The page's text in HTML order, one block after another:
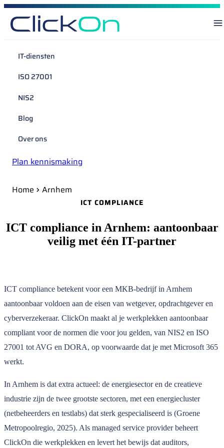
IT-diensten
ISO 27001
NIS2
Blog
Over ons
Plan kennismaking
Home Arnhem
ICT COMPLIANCE
ICT compliance in Arnhem: aantoonbaar
veilig met één IT-partner
ICT compliance betekent voor een MKB-bedrijf in Arnhem
aantoonbaar voldoen aan de eisen van wetgever, opdrachtgever en
cyberverzekeraar. ClickOn maakt al je werkplekken aantoonbaar
compliant voor de normen die voor jou gelden, van NIS2 en ISO
27001 tot AVG en DORA, op voorwaarde dat je met Microsoft 365
werkt.
In Arnhem is dat extra actueel: de energiesector en de creatieve
industrie zijn de twee grootste sectoren, met een energiecluster
(netbeheerders en testlabs) dat sterk gespecialiseerd is (Groene
Metropoolregio, 2025). Als managed service provider beheert
ClickOn die werkplekken en levert het bewijs dat auditors,